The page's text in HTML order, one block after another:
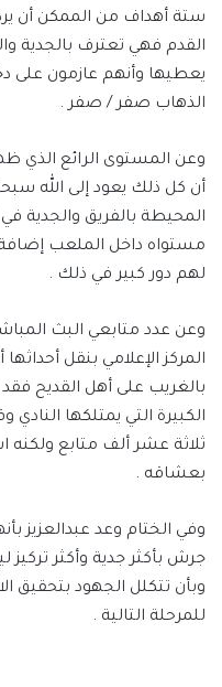
ستة أهداف من الممكن أن
القدم فهي تعترف بالجدية
يعطيها وأنهم عازمون على
الذهاب صفر / صفر .
وعن المستوى الرائع الذي
أن كل ذلك يعود إلى الله
المحيطة بالفريق والجدية
مستواه داخل الملعب إضافة
لهم دور كبير في ذلك .
وعن عدد متابعي البث
المركز الإعلامي بنقل
بالغريب على أهل القديح
الكبيرة التي يمتلكها
ثلاثة عشر ألف متابع
بعشاقه .
وفي الختام وعد عبدالعزيز
جرش بأكثر جدية وأكثر
وبأن تتكلل الجهود بتحقيق
للمرحلة التالية .